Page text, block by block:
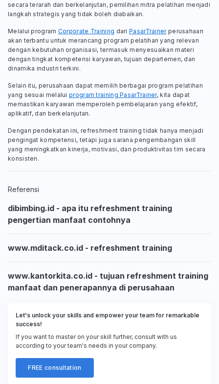
secara terarah dan berkelanjutan, pemilihan mitra pelatihan menjadi
langkah strategis yang tidak boleh diabaikan.
Melalui program Corporate Training dariPasarTrainerperusahaan
akan terbantu untuk merancang program pelatihan yang relevan
dengan kebutuhan organisasi, termasuk menyesuaikan materi
dengan tingkat kompetensi karyawan, tujuan departemen, dan
dinamika industri terkini.
Selain itu, perusahaan dapat memilih berbagai program pelatihan
yang sesuai melaluiprogram training PasarTrainer, kita dapat
memastikan karyawan memperoleh pembelajaran yang efektif,
aplikatif, dan berkelanjutan.
Dengan pendekatan ini, refreshment training tidak hanya menjadi
pengingat kompetensi, tetapi juga sarana pengembangan skill
yang meningkatkan kinerja, motivasi, dan produktivitas tim secara
konsisten.
Referensi
dibimbing.id - apa itu refreshment training
pengertian manfaat contohnya
www.mditack.co.id - refreshment training
www.kantorkita.co.id - tujuan refreshment training
manfaat dan penerapannya di perusahaan
Let's unlock your skills and empower your team for remarkable
success!
If you want to master on your skill further, consult with us
according to your team's needs in your company.
FREE consultation